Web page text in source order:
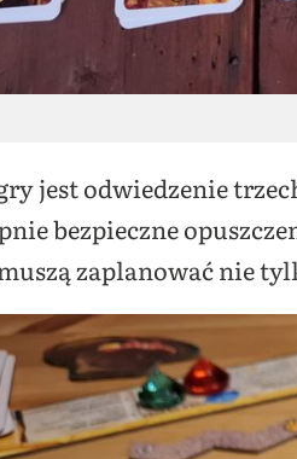
jest odwiedzenie
bezpieczne
zaplanować nie